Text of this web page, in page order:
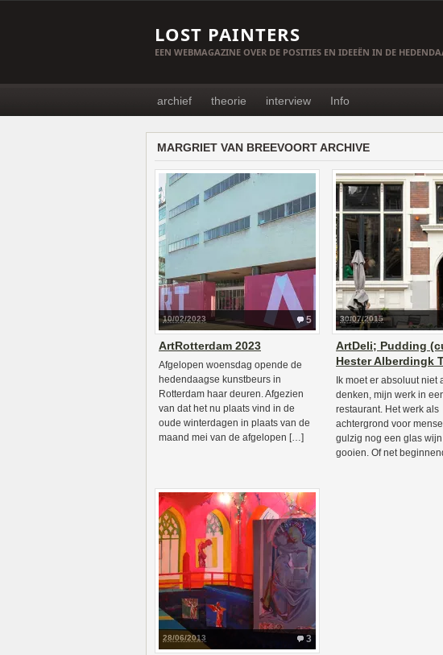
LOST PAINTERS
EEN WEBMAGAZINE OVER DE POSITIES EN IDEEËN IN DE
archief theorie interview Info
MARGRIET VAN BREEVOORT ARCHIVE
5
10/02/2023
ArtRotterdam 2023
Afgelopen woensdag opende de
hedendaagse kunstbeurs in
Rotterdam haar deuren. Afgezien
van dat het nu plaats vind in de
oude winterdagen in plaats van de
maand mei van de afgelopen […]
30/07/2015
ArtDeli; Pudding
Hester Alberdingk
Ik moet er absoluut niet
denken, mijn werk in
restaurant. Het werk als
achtergrond voor
gulzig nog een glas
gooien. Of net
3
28/06/2013